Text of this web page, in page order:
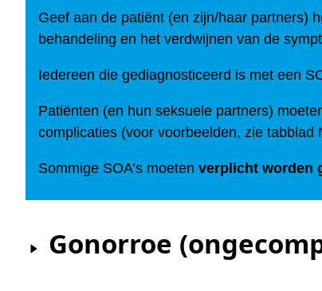
Geef aan de patiënt (en zijn/haar partners)
behandeling en het verdwijnen van de
Iedereen die gediagnosticeerd is met een
Patiënten (en hun seksuele partners)
complicaties (voor voorbeelden, zie tabblad
Sommige SOA’s moeten verplicht worden
Gonorroe